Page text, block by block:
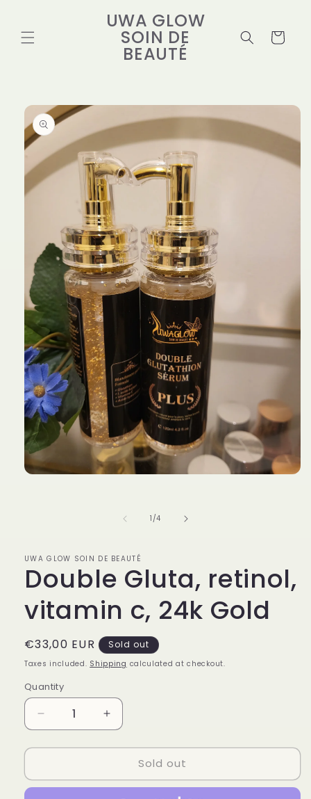
UWA GLOW
SOIN DE
BEAUTÉ
Cart
Skip to
product
information
1 /of
4
UWA GLOW SOIN DE BEAUTÉ
Double Gluta, retinol,
vitamin c, 24k Gold
Regular
price
€33,00 EUR Sold out
Taxes included. Shipping calculated at checkout.
Quantity
Decrease
quantity
for
Gluta,
Increase
quantity
for
Double
Gluta,
Sold out